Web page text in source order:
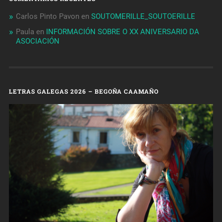
Carlos Pinto Pavon en SOUTOMERILLE_SOUTOERILLE
Paula en
INFORMACIÓN SOBRE O XX ANIVERSARIO DA
ASOCIACIÓN
LETRAS GALEGAS 2026 – BEGOÑA CAAMAÑO